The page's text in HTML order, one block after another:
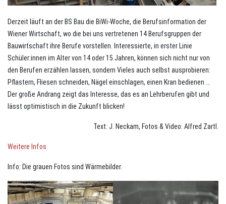
Derzeit läuft an der BS Bau die BiWi-Woche, die Berufsinformation der
Wiener Wirtschaft, wo die bei uns vertretenen 14 Berufsgruppen der
Bauwirtschaft ihre Berufe vorstellen. Interessierte, in erster Linie
Schüler:innen im Alter von 14 oder 15 Jahren, können sich nicht nur von
den Berufen erzählen lassen, sondern Vieles auch selbst ausprobieren:
Pflastern, Fliesen schneiden, Nägel einschlagen, einen Kran bedienen …
Der große Andrang zeigt das Interesse, das es an Lehrberufen gibt und
lässt optimistisch in die Zukunft blicken!
Text: J. Neckam, Fotos & Video: Alfred Zartl.
Weitere Infos
Info: Die grauen Fotos sind Wärmebilder.